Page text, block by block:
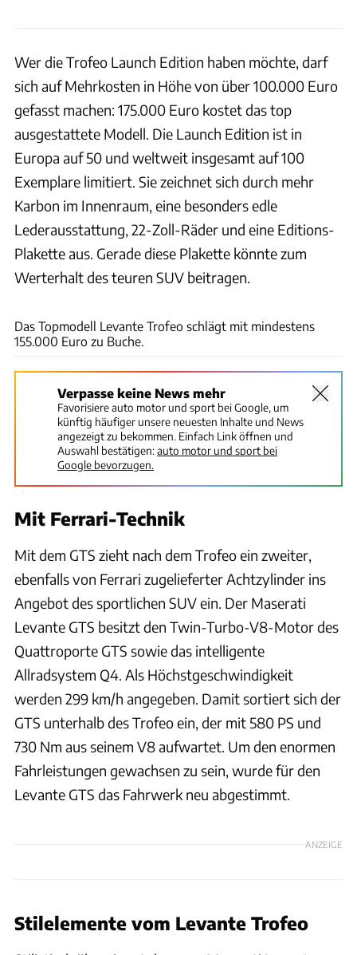
Wer die Trofeo Launch Edition haben möchte, darf
sich auf Mehrkosten in Höhe von über 100.000 Euro
gefasst machen: 175.000 Euro kostet das top
ausgestattete Modell. Die Launch Edition ist in
Europa auf 50 und weltweit insgesamt auf 100
Exemplare limitiert. Sie zeichnet sich durch mehr
Karbon im Innenraum, eine besonders edle
Lederausstattung, 22-Zoll-Räder und eine Editions-
Plakette aus. Gerade diese Plakette könnte zum
Werterhalt des teuren SUV beitragen.
Das Topmodell Levante Trofeo schlägt mit mindestens
155.000 Euro zu Buche.
Verpasse keine News mehr
Favorisiere auto motor und sport bei Google, um
künftig häufiger unsere neuesten Inhalte und News
angezeigt zu bekommen. Einfach Link öffnen und
Auswahl bestätigen:auto motor und sport bei
Google bevorzugen.
Mit Ferrari-Technik
Mit dem GTS zieht nach dem Trofeo ein zweiter,
ebenfalls von Ferrari zugelieferter Achtzylinder ins
Angebot des sportlichen SUV ein. Der Maserati
Levante GTS besitzt den Twin-Turbo-V8-Motor des
Quattroporte GTS sowie das intelligente
Allradsystem Q4. Als Höchstgeschwindigkeit
werden 299 km/h angegeben. Damit sortiert sich der
GTS unterhalb des Trofeo ein, der mit 580 PS und
730 Nm aus seinem V8 aufwartet. Um den enormen
Fahrleistungen gewachsen zu sein, wurde für den
Levante GTS das Fahrwerk neu abgestimmt.
ANZEIGE
Stilelemente vom Levante Trofeo